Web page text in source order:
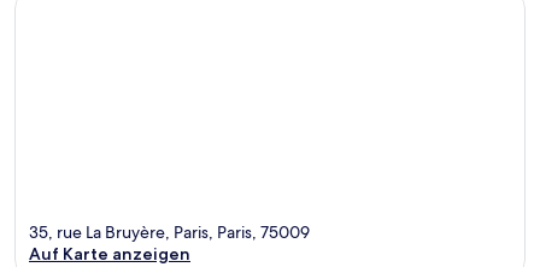
35, rue La Bruyère, Paris, Paris, 75009
Auf Karte anzeigen